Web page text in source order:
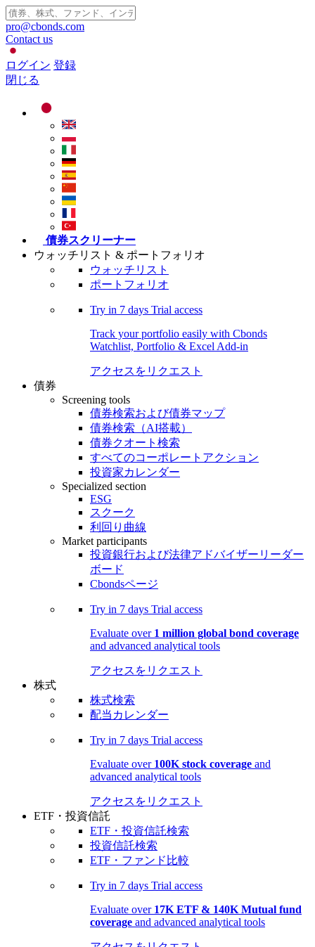
pro@cbonds.com
Contact us
ログイン 登録
閉じる
債券スクリーナー
ウォッチリスト & ポートフォリオ
ウォッチリスト
ポートフォリオ
Try in 7 days Trial access
Track your portfolio easily with Cbonds
Watchlist, Portfolio & Excel Add-in
アクセスをリクエスト
債券
Screening tools
債券検索および債券マップ
債券検索（AI搭載）
債券クオート検索
すべてのコーポレートアクション
投資家カレンダー
Specialized section
ESG
スクーク
利回り曲線
Market participants
投資銀行および法律アドバイザーリーダー
ボード
Cbondsページ
Try in 7 days Trial access
Evaluate over 1 million global bond coverage
and advanced analytical tools
アクセスをリクエスト
株式
株式検索
配当カレンダー
Try in 7 days Trial access
Evaluate over 100K stock coverage and
advanced analytical tools
アクセスをリクエスト
ETF・投資信託
ETF・投資信託検索
投資信託検索
ETF・ファンド比較
Try in 7 days Trial access
Evaluate over 17K ETF & 140K Mutual fund
coverage and advanced analytical tools